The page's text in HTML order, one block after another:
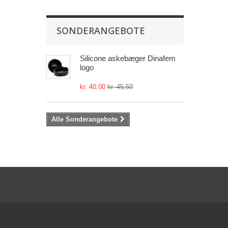
SONDERANGEBOTE
Silicone askebæger Dinafem
logo
kr. 40,00 kr. 45,50
Alle Sonderangebote